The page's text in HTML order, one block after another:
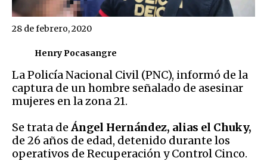
Henry Pocasangre
28 de febrero, 2020
La Policía Nacional Civil (PNC), informó de la
captura de un hombre señalado de asesinar
mujeres en la zona 21.
Se trata de Ángel Hernández, alias el Chuky,
de 26 años de edad, detenido durante los
operativos de Recuperación y Control Cinco.